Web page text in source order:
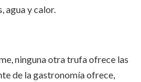
agua y calor.
ninguna otra trufa ofrece las
de la gastronomía ofrece,